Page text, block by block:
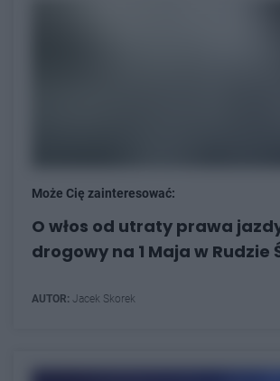
Może Cię zainteresować:
O włos od utraty prawa
drogowy na 1 Maja w Rudzie
AUTOR: Jacek Skorek